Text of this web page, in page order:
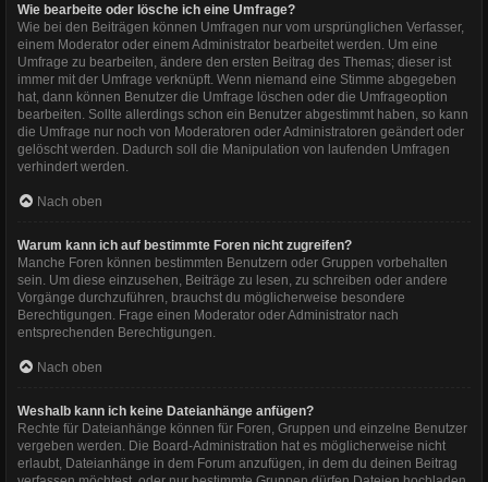
Wie bearbeite oder lösche ich eine Umfrage?
Wie bei den Beiträgen können Umfragen nur vom ursprünglichen Verfasser,
einem Moderator oder einem Administrator bearbeitet werden. Um eine
Umfrage zu bearbeiten, ändere den ersten Beitrag des Themas; dieser ist
immer mit der Umfrage verknüpft. Wenn niemand eine Stimme abgegeben
hat, dann können Benutzer die Umfrage löschen oder die Umfrageoption
bearbeiten. Sollte allerdings schon ein Benutzer abgestimmt haben, so kann
die Umfrage nur noch von Moderatoren oder Administratoren geändert oder
gelöscht werden. Dadurch soll die Manipulation von laufenden Umfragen
verhindert werden.
Nach oben
Warum kann ich auf bestimmte Foren nicht zugreifen?
Manche Foren können bestimmten Benutzern oder Gruppen vorbehalten
sein. Um diese einzusehen, Beiträge zu lesen, zu schreiben oder andere
Vorgänge durchzuführen, brauchst du möglicherweise besondere
Berechtigungen. Frage einen Moderator oder Administrator nach
entsprechenden Berechtigungen.
Nach oben
Weshalb kann ich keine Dateianhänge anfügen?
Rechte für Dateianhänge können für Foren, Gruppen und einzelne Benutzer
vergeben werden. Die Board-Administration hat es möglicherweise nicht
erlaubt, Dateianhänge in dem Forum anzufügen, in dem du deinen Beitrag